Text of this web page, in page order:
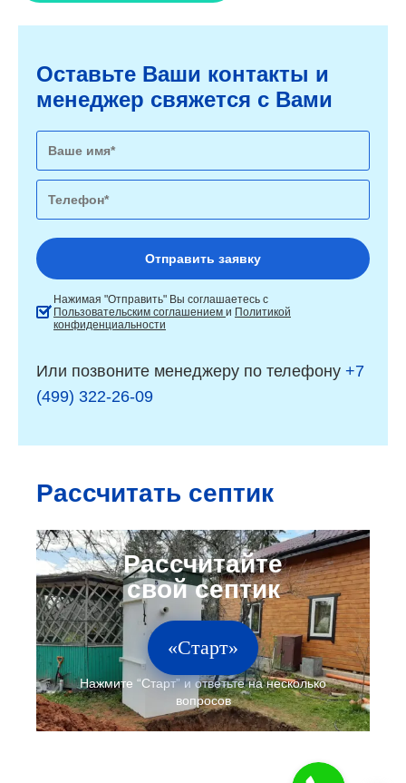
Оставьте Ваши контакты и
менеджер свяжется с Вами
Нажимая "Отправить" Вы соглашаетесь с
Пользовательским соглашением и Политикой
конфиденциальности
Или позвоните менеджеру по телефону +7
(499) 322-26-09
Рассчитать септик
«Старт»